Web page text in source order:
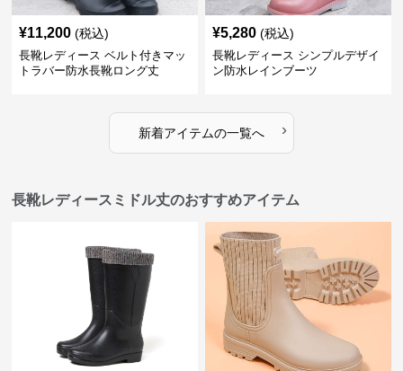
¥11,200 (税込)
長靴レディース ベルト付きマッ
トラバー防水長靴ロング丈
¥5,280 (税込)
長靴レディース シンプルデザイ
ン防水レインブーツ
新着アイテムの一覧へ ›
長靴レディースミドル丈のおすすめアイテム